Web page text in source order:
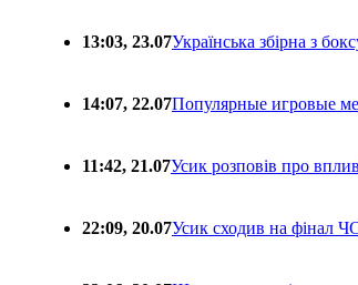
13:03, 23.07Українська збірна з
14:07, 22.07Популярные игровые
11:42, 21.07Усик розповів про
22:09, 20.07Усик сходив на фінал